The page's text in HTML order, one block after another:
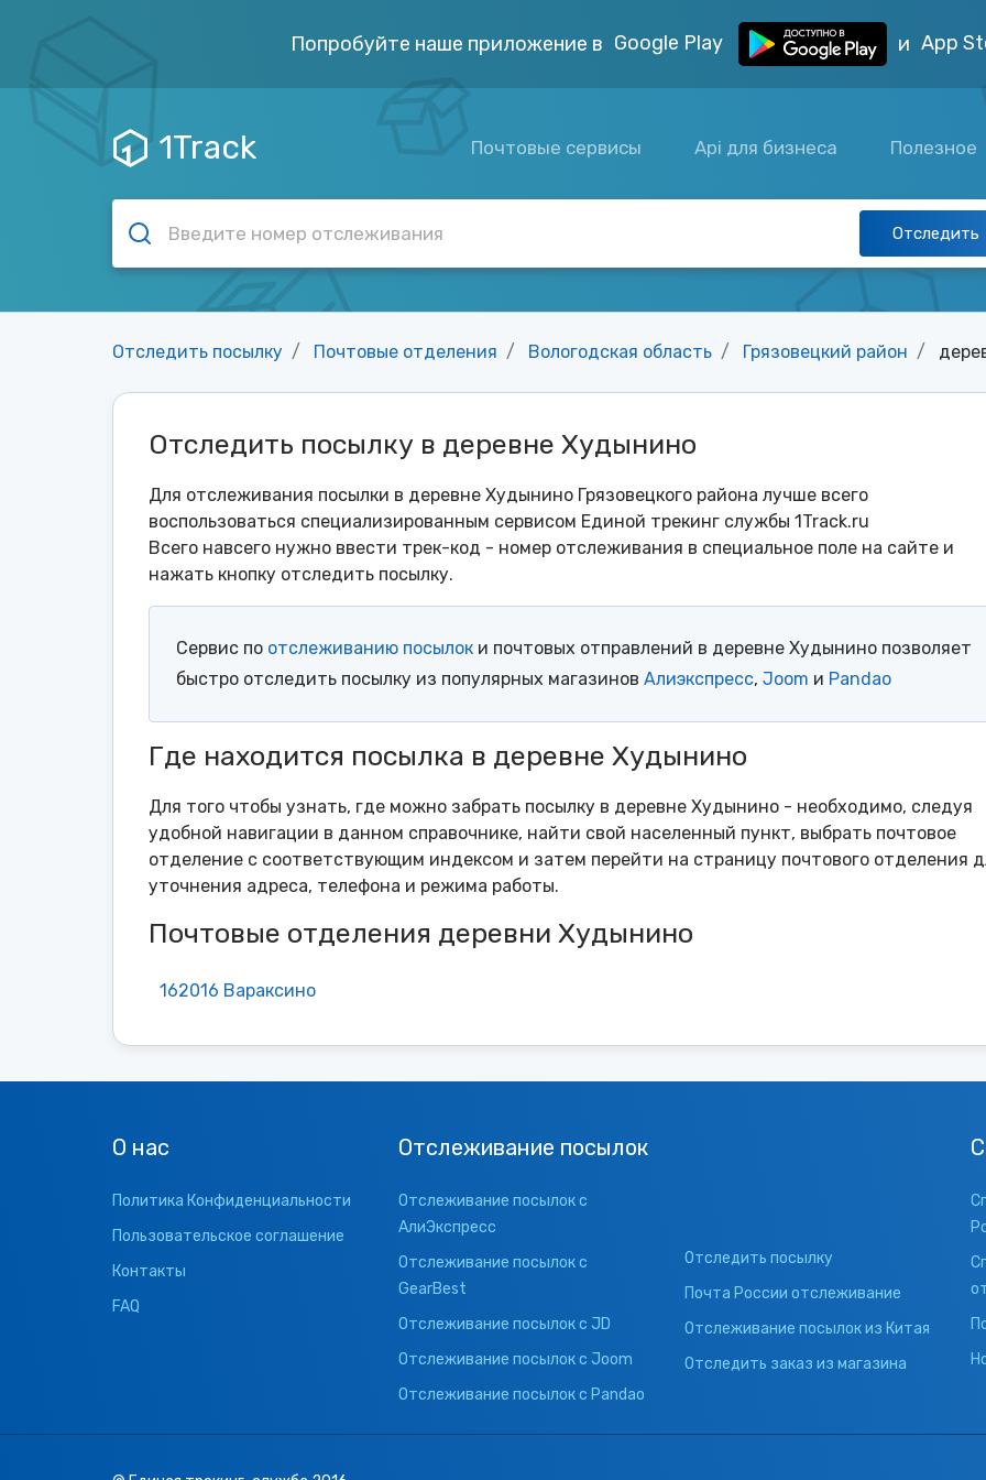
Попробуйте наше приложение в Google Play и App
1Track Почтовые сервисы Api для бизнеса Полезное
Отследить
Отследить посылку Почтовые отделения Вологодская область Грязовецкий район
Отследить посылку в деревне Худынино
Для отслеживания посылки в деревне Худынино Грязовецкого района лучше всего
воспользоваться специализированным сервисом Единой трекинг службы 1Track.ru
Всего навсего нужно ввести трек-код - номер отслеживания в специальное поле на сайте и
нажать кнопку отследить посылку.
Сервис по отслеживанию посылок и почтовых отправлений в деревне Худынино позволяет
быстро отследить посылку из популярных магазинов Алиэкспресс, Joom и Pandao
Где находится посылка в деревне Худынино
Для того чтобы узнать, где можно забрать посылку в деревне Худынино - необходимо, следуя
удобной навигации в данном справочнике, найти свой населенный пункт, выбрать почтовое
отделение с соответствующим индексом и затем перейти на страницу почтового отделения
уточнения адреса, телефона и режима работы.
Почтовые отделения деревни Худынино
162016 Вараксино
О нас
Политика Конфиденциальности
Пользовательское соглашение
Контакты
FAQ
Отслеживание посылок
Отслеживание посылок с
АлиЭкспресс
Отслеживание посылок с
GearBest
Отслеживание посылок с JD
Отслеживание посылок с Joom
Отслеживание посылок с Pandao
Отследить посылку
Почта России отслеживание
Отслеживание посылок из Китая
Отследить заказ из магазина